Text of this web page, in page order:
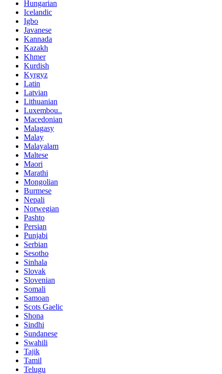
Hungarian
Icelandic
Igbo
Javanese
Kannada
Kazakh
Khmer
Kurdish
Kyrgyz
Latin
Latvian
Lithuanian
Luxembou..
Macedonian
Malagasy
Malay
Malayalam
Maltese
Maori
Marathi
Mongolian
Burmese
Nepali
Norwegian
Pashto
Persian
Punjabi
Serbian
Sesotho
Sinhala
Slovak
Slovenian
Somali
Samoan
Scots Gaelic
Shona
Sindhi
Sundanese
Swahili
Tajik
Tamil
Telugu